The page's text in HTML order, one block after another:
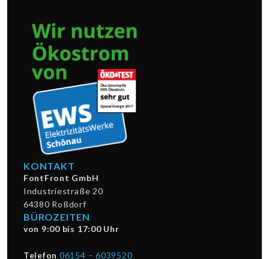
KONTAKT
FontFront GmbH
Industriestraße 20
64380 Roßdorf
BÜROZEITEN
von 9:00 bis 17:00 Uhr
Telefon 06154 – 6039520